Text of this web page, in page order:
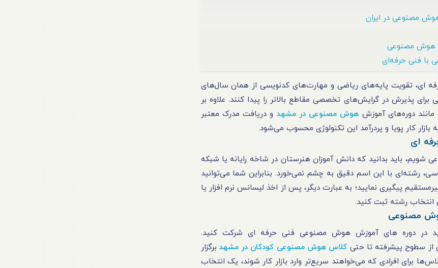
ای، تقویت پایه‌های ریاضی و مهارت‌های کدنویسی از همان سال‌های
برای پذیرش در گرایش‌های تخصصی مقاطع بالاتر را پیدا کنند. علاوه بر
دوره‌هایآموزش هوش مصنوعی در مشهد و دریافت مدرک معتبر
کار پویا و پردرآمد این تکنولوژی محسوب می‌شود.
ای
شویم، باید بدانید که دانش آموزان هنرستان در شاخه رایانه یا شبکه
رشته‌ای با این اسم دقیق به چشم نمی‌خورد. بنابراین شما می‌توانید
پیگیری نمایید؛ به عبارت دیگر، پس از اخذ لیسانس نرم افزار یا
انتخاب رشته ثبت کنید.
مصنوعی
در دوره های آموزش هوش مصنوعی فنی حرفه ای شرکت کنید.
از سطوح پیشرفته تا حتی کلاس هوش مصنوعی کودکان در مشهد برگزار
برای افرادی که می‌خواهند سریع‌تر وارد بازار کار شوند، یک انتخاب